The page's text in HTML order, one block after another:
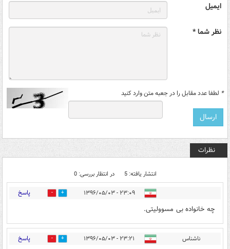
ایمیل
نظر شما *
* لطفا عدد مقابل را در جعبه متن وارد کنید
نظرات
انتشار یافته: 5 در انتظار بررسی: 0
۲۳:۰۹ - ۱۳۹۶/۰۵/۰۳ 9 پاسخ
چه خانواده بی مسوولیتی.
ناشناس ۲۳:۲۱ - ۱۳۹۶/۰۵/۰۳ 9 پاسخ